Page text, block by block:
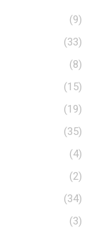
(9)
(33)
(8)
(15)
(19)
(35)
(4)
(2)
(34)
(3)